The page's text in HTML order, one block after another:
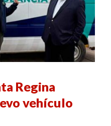
Regina
vehículo